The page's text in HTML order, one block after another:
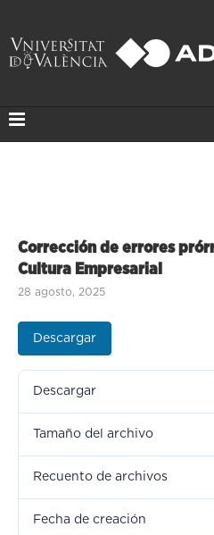
Corrección de errores
Cultura Empresarial
28 agosto, 2025
Descargar
Descargar
Tamaño del archivo
Recuento de archivos
Fecha de creación